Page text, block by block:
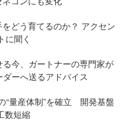
どう育てるのか？ アクセン
に聞く
今、ガートナーの専門家が
ーへ送るアドバイス
“量産体制”を確立 開発基盤
数短縮